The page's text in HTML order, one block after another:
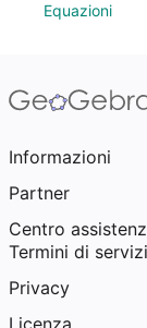
Equazioni
Informazioni
Partner
Centro
Termini di
Privacy
Licenza